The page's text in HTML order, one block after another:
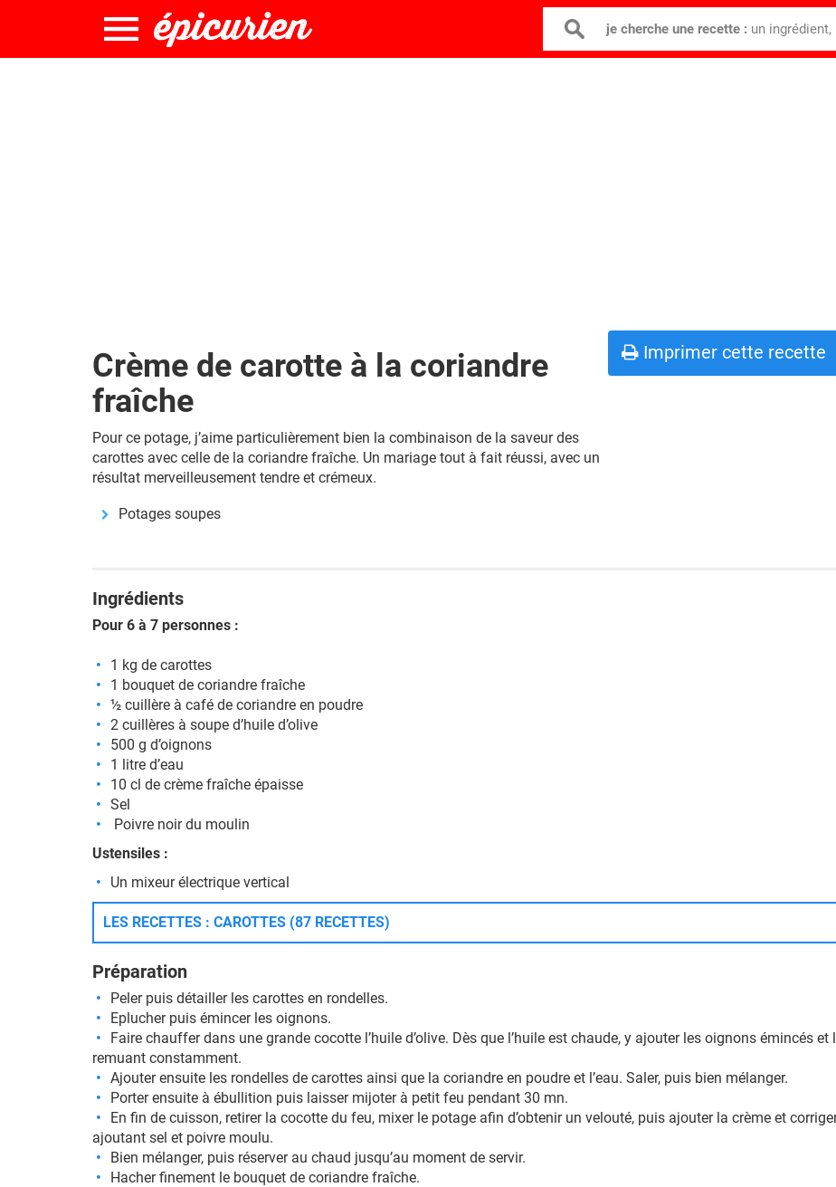
je cherche une recette : un
Crème de carotte à la coriandre
fraîche
Pour ce potage, j’aime particulièrement bien la combinaison de la saveur des
carottes avec celle de la coriandre fraîche. Un mariage tout à fait réussi, avec un
résultat merveilleusement tendre et crémeux.
Potages soupes
Imprimer cette recette
Ingrédients
Pour 6 à 7 personnes :
1 kg de carottes
1 bouquet de coriandre fraîche
½ cuillère à café de coriandre en poudre
2 cuillères à soupe d’huile d’olive
500 g d’oignons
1 litre d’eau
10 cl de crème fraîche épaisse
Sel
Poivre noir du moulin
Ustensiles :
Un mixeur électrique vertical
LES RECETTES : CAROTTES (87 RECETTES)
Préparation
Peler puis détailler les carottes en rondelles.
Eplucher puis émincer les oignons.
Faire chauffer dans une grande cocotte l’huile d’olive. Dès que l’huile est chaude, y ajouter les oignons émincés
remuant constamment.
Ajouter ensuite les rondelles de carottes ainsi que la coriandre en poudre et l’eau. Saler, puis bien mélanger.
Porter ensuite à ébullition puis laisser mijoter à petit feu pendant 30 mn.
En fin de cuisson, retirer la cocotte du feu, mixer le potage afin d’obtenir un velouté, puis ajouter la crème et
ajoutant sel et poivre moulu.
Bien mélanger, puis réserver au chaud jusqu’au moment de servir.
Hacher finement le bouquet de coriandre fraîche.